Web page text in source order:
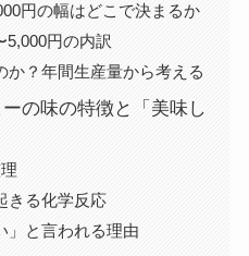
円の幅はどこで決まるか
5,000円の内訳
か？年間生産量から考える
の味の特徴と「美味し
きる化学反応
」と言われる理由